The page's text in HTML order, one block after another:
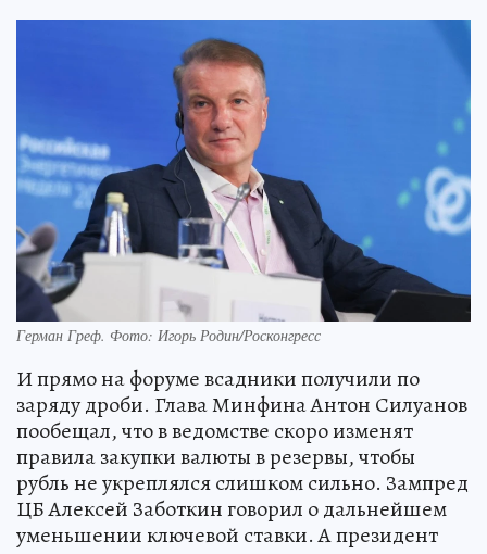
Герман Греф. Фото: Игорь Родин/Росконгресс
И прямо на форуме всадники получили по
заряду дроби. Глава Минфина Антон Силуанов
пообещал, что в ведомстве скоро изменят
правила закупки валюты в резервы, чтобы
рубль не укреплялся слишком сильно. Зампред
ЦБ Алексей Заботкин говорил о дальнейшем
уменьшении ключевой ставки. А президент